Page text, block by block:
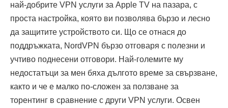
най-добрите VPN услуги за Apple TV на пазара, с
проста настройка, която ви позволява бързо и лесно
да защитите устройството си. Що се отнася до
поддръжката, NordVPN бързо отговаря с полезни и
учтиво поднесени отговори. Най-големите му
недостатъци за мен бяха дългото време за свързване,
както и че е малко по-сложен за ползване за
торентинг в сравнение с други VPN услуги. Освен